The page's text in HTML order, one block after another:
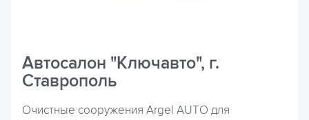
Автосалон "Ключавто", г.
Ставрополь
Очистные сооружения Argel AUTO для